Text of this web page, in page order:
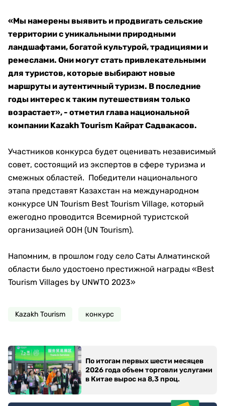
«Мы намерены выявить и продвигать сельские
территории с уникальными природными
ландшафтами, богатой культурой, традициями и
ремеслами. Они могут стать привлекательными
для туристов, которые выбирают новые
маршруты и аутентичный туризм. В последние
годы интерес к таким путешествиям только
возрастает», - отметил глава национальной
компании Kazakh Tourism Кайрат Садвакасов.
Участников конкурса будет оценивать независимый
совет, состоящий из экспертов в сфере туризма и
смежных областей. Победители национального
этапа представят Казахстан на международном
конкурсе UN Tourism Best Tourism Village, который
ежегодно проводится Всемирной туристской
организацией ООН (UN Tourism).
Напомним, в прошлом году село Саты Алматинской
области было удостоено престижной награды «Best
Tourism Villages by UNWTO 2023»
Kazakh Tourism конкурс
По итогам первых шести месяцев
2026 года объем торговли услугами
в Китае вырос на 8,3 проц.